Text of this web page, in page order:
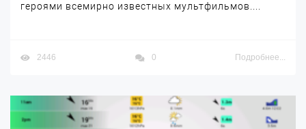
героями всемирно известных мультфильмов....
2446 0 Подробнее...